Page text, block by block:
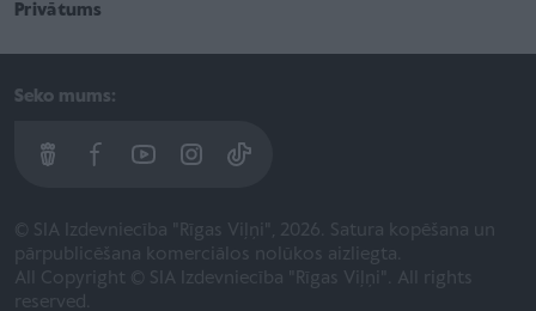
Privātums
Seko mums:
© SIA Izdevniecība "Rīgas Viļņi", 2026. Satura kopēšana un
pārpublicēšana komerciālos nolūkos aizliegta.
All Copyright © SIA Izdevniecība "Rīgas Viļņi". All rights
reserved.